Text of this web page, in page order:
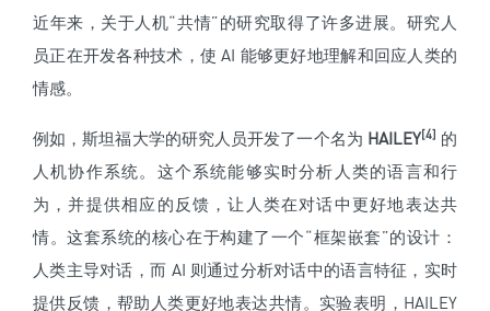
近年来，关于人机“共情”的研究取得了许多进展。研究人
员正在开发各种技术，使 AI 能够更好地理解和回应人类的
情感。
例如，斯坦福大学的研究人员开发了一个名为 HAILEY[4] 的
人机协作系统。这个系统能够实时分析人类的语言和行
为，并提供相应的反馈，让人类在对话中更好地表达共
情。这套系统的核心在于构建了一个“框架嵌套”的设计：
人类主导对话，而 AI 则通过分析对话中的语言特征，实时
提供反馈，帮助人类更好地表达共情。实验表明，HAILEY